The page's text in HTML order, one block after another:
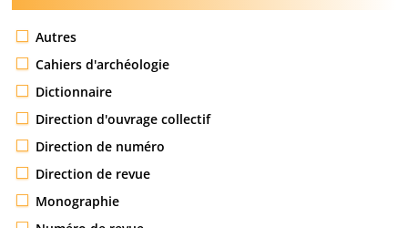
Autres
Cahiers d'archéologie
Dictionnaire
Direction d'ouvrage collectif
Direction de numéro
Direction de revue
Monographie